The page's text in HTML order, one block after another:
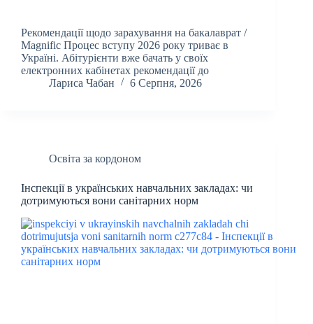
Рекомендації щодо зарахування на бакалаврат /
Magnific Процес вступу 2026 року триває в
Україні. Абітурієнти вже бачать у своїх
електронних кабінетах рекомендації до
Лариса Чабан
6 Серпня, 2026
Освіта за кордоном
Інспекції в українських навчальних закладах: чи
дотримуються вони санітарних норм